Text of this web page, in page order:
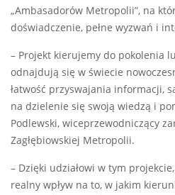
„Ambasadorów Metropolii”, na
doświadczenie, pełne wyzwań i
– Projekt kierujemy do pokolenia
odnajdują się w świecie
łatwość przyswajania informacji,
na dzielenie się swoją wiedzą i
Podlewski, wiceprzewodniczący
Zagłębiowskiej Metropolii.
– Dzięki udziałowi w tym
realny wpływ na to, w jakim